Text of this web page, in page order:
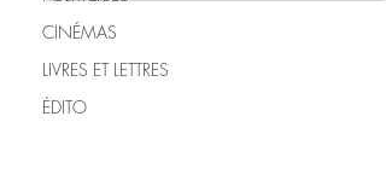
CINÉMAS
LIVRES ET LETTRES
ÉDITO